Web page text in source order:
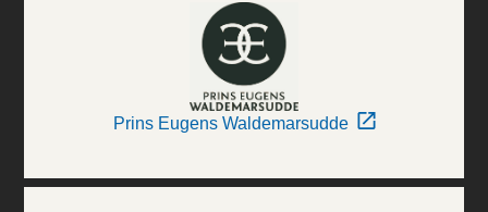
Prins Eugens Waldemarsudde